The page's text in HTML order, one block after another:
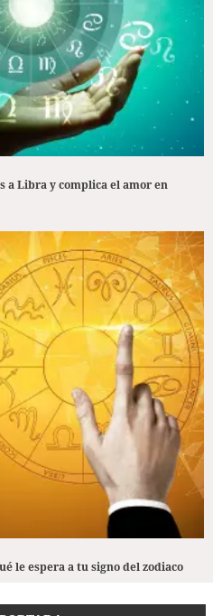
a Libra y complica el amor en
le espera a tu signo del zodiaco